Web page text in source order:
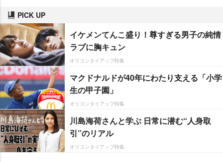
PICK UP
イケメンてんこ盛り！尊すぎる男子の純情
ラブに胸キュン
オリコンタイアップ特集
マクドナルドが40年にわたり支える「小学
生の甲子園」
オリコンタイアップ特集
川島海荷さんと学ぶ 日常に潜む“人身取
引”のリアル
オリコンタイアップ特集